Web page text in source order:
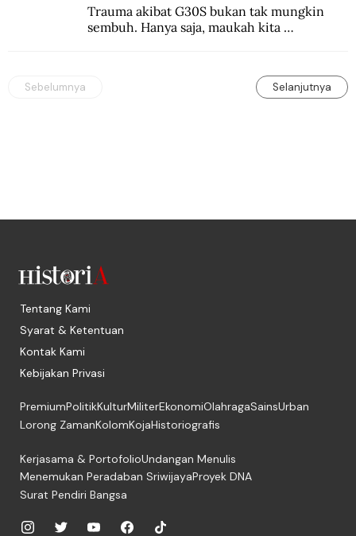
Trauma akibat G30S bukan tak mungkin
sembuh. Hanya saja, maukah kita
Sebelumnya Selanjutnya
Tentang Kami
Syarat & Ketentuan
Kontak Kami
Kebijakan Privasi
PremiumPolitikKulturMiliterEkonomiOlahragaSainsUrban
Lorong ZamanKolomKojaHistoriografis
Kerjasama & PortofolioUndangan Menulis
Menemukan Peradaban SriwijayaProyek DNA
Surat Pendiri Bangsa